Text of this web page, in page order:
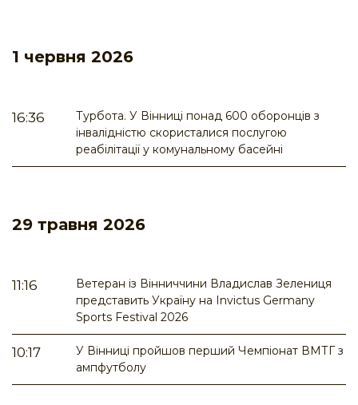
1 червня 2026
16:36
Турбота. У Вінниці понад 600 оборонців з
інвалідністю скористалися послугою
реабілітації у комунальному басейні
29 травня 2026
11:16
Ветеран із Вінниччини Владислав Зелениця
представить Україну на Invictus Germany
Sports Festival 2026
10:17
У Вінниці пройшов перший Чемпіонат ВМТГ з
ампфутболу